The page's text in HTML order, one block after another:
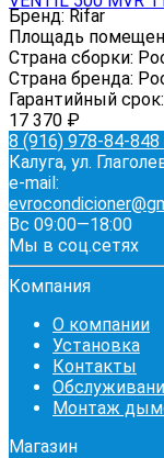
Бренд:Rifar
Площадь
Страна сборки:
Страна бренда:
Гарантийный срок:
17 370 ₽
8 (916) 978-84-848
Калуга, ул.
e-mail:
Вс 09:00—18:00
Мы в соц.сетях
Компания
О компании
Установка
Контакты
Монтаж
Магазин